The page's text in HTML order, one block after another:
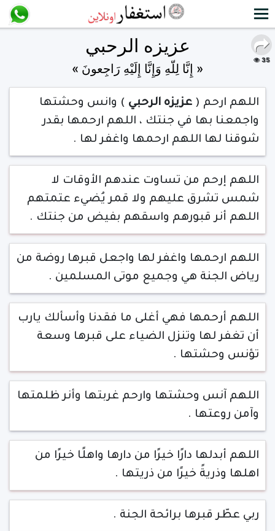
عزيزه الرحبي
« إِنَّا لِلّهِ وَإِنَّا إِلَيْهِ رَاجِعونَ »
اللهم ارحم ( عزيزه الرحبي ) وانس وحشتها
واجمعنا بها في جنتك ، اللهم ارحمها بقدر
شوقنا لها اللهم ارحمها واغفر لها .
اللهم إرحم من تساوت عندهم الأوقات لا
شمس تشرق عليهم ولا قمر يُضيء عتمتهم
اللهم أنر قبورهم واسقهم بفيض من جنتك .
اللهم ارحمها واغفر لها واجعل قبرها روضة من
رياض الجنة هي وجميع موتى المسلمين .
اللهم أرحمها فهي أغلى ما فقدنا وأسألك يارب
أن تغفر لها وتنزل الضياء على قبرها وسعة
تؤنس وحشتها .
اللهم آنس وحشتها وارحم غربتها وأنر ظلمتها
وآمن روعتها .
اللهم أبدلها دارًا خيرًا من دارها واهلًا خيرًا من
اهلها وذريةً خيرًا من ذريتها .
ربي عطّر قبرها برائحة الجنة .
35